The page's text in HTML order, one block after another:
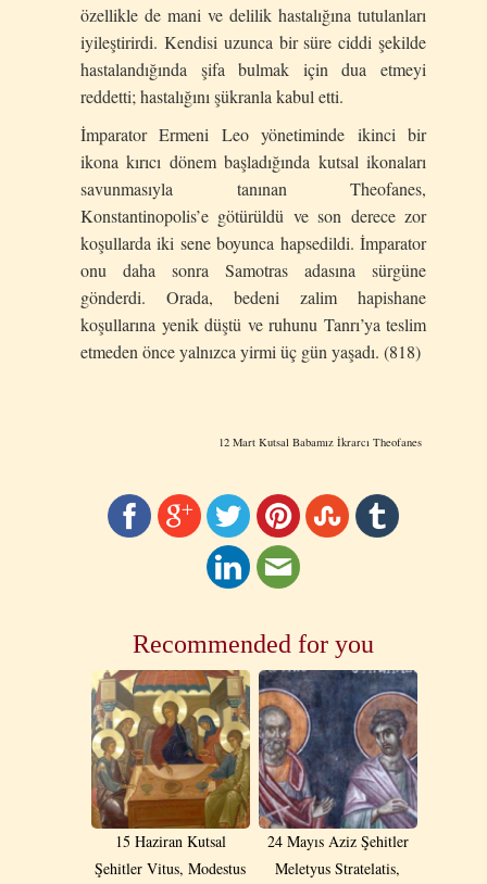
özellikle de mani ve delilik hastalığına tutulanları
iyileştirirdi. Kendisi uzunca bir süre ciddi şekilde
hastalandığında şifa bulmak için dua etmeyi
reddetti; hastalığını şükranla kabul etti.
İmparator Ermeni Leo yönetiminde ikinci bir
ikona kırıcı dönem başladığında kutsal ikonaları
savunmasıyla tanınan Theofanes,
Konstantinopolis’e götürüldü ve son derece zor
koşullarda iki sene boyunca hapsedildi. İmparator
onu daha sonra Samotras adasına sürgüne
gönderdi. Orada, bedeni zalim hapishane
koşullarına yenik düştü ve ruhunu Tanrı’ya teslim
etmeden önce yalnızca yirmi üç gün yaşadı. (818)
12 Mart Kutsal Babamız İkrarcı Theofanes
Recommended for you
15 Haziran Kutsal
Şehitler Vitus, Modestus
24 Mayıs Aziz Şehitler
Meletyus Stratelatis,